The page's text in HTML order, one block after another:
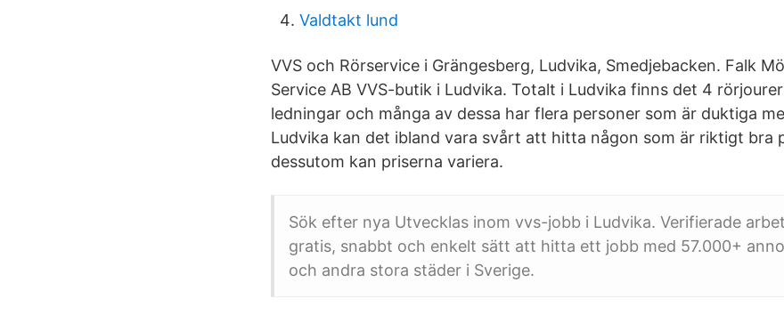
Valdtakt lund
VVS och Rörservice i Grängesberg, Ludvika, Smedjebacken. Falk
Service AB VVS-butik i Ludvika. Totalt i Ludvika finns det 4
ledningar och många av dessa har flera personer som är duktiga
Ludvika kan det ibland vara svårt att hitta någon som är riktigt bra
dessutom kan priserna variera.
Sök efter nya Utvecklas inom vvs-jobb i Ludvika. Verifierade
gratis, snabbt och enkelt sätt att hitta ett jobb med 57.000+
och andra stora städer i Sverige.